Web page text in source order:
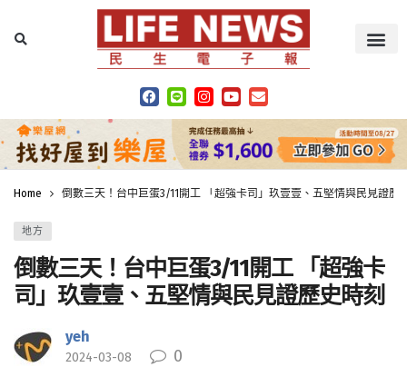
Home 倒數三天！台中巨蛋3/11開工 「超強卡司」玖壹壹、五堅情與民見證歷
地方
倒數三天！台中巨蛋3/11開工 「超強卡
司」玖壹壹、五堅情與民見證歷史時刻
yeh
2024-03-08 0